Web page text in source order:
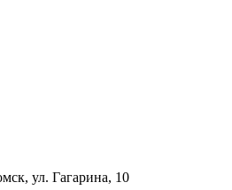
ул. Гагарина, 10